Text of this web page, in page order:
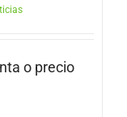
o precio